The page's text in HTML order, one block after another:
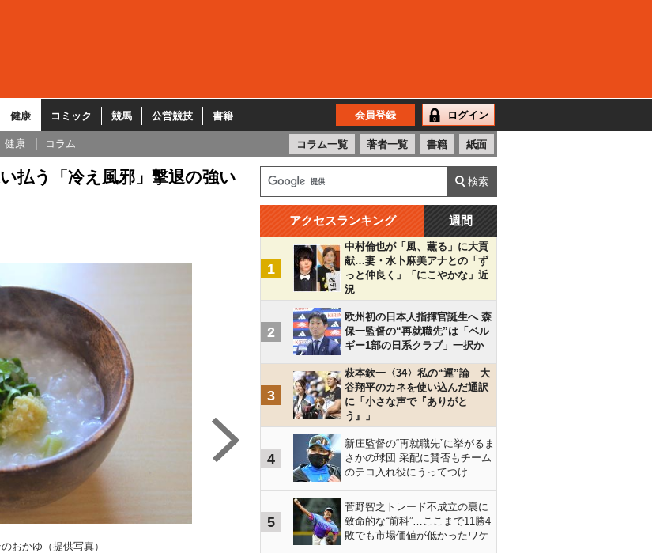
健康 コミック 競馬 公営競技 書籍 会員登録 ログイン
健康 コラム コラム一覧 著者一覧 書籍 紙面
払う「冷え風邪」撃退の強い
おかゆ（提供写真）
アクセスランキング 週間
1
中村倫也が「風、薫る」に大貢
献…妻・水卜麻美アナとの「ず
っと仲良く」「にこやかな」近
況
2
欧州初の日本人指揮官誕生へ 森
保一監督の“再就職先”は「ベル
ギー1部の日系クラブ」一択か
3
萩本欽一〈34〉私の“運”論 大
谷翔平のカネを使い込んだ通訳
に「小さな声で『ありがと
う』」
4
新庄監督の“再就職先”に挙がるま
さかの球団 采配に賛否もチーム
のテコ入れ役にうってつけ
5
菅野智之トレード不成立の裏に
致命的な“前科”…ここまで11勝4
敗でも市場価値が低かったワケ